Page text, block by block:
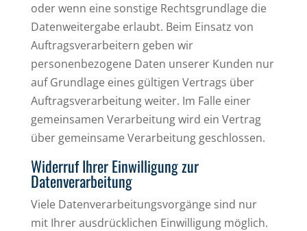
oder wenn eine sonstige Rechtsgrundlage die
Datenweitergabe erlaubt. Beim Einsatz von
Auftragsverarbeitern geben wir
personenbezogene Daten unserer Kunden nur
auf Grundlage eines gültigen Vertrags über
Auftragsverarbeitung weiter. Im Falle einer
gemeinsamen Verarbeitung wird ein Vertrag
über gemeinsame Verarbeitung geschlossen.
Widerruf Ihrer Einwilligung zur
Datenverarbeitung
Viele Datenverarbeitungsvorgänge sind nur
mit Ihrer ausdrücklichen Einwilligung möglich.